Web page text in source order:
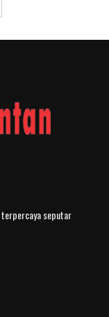
seputar